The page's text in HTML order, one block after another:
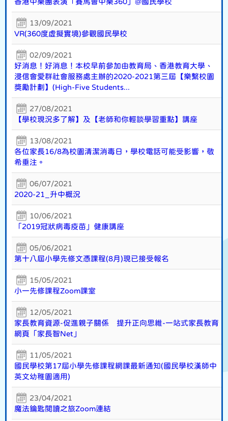
13/09/2021
VR(360度虛擬實境)參觀國民學校
02/09/2021
好消息！好消息！本校早前參加由教育局、香港教育大學、
浸信會愛群社會服務處主辦的2020-2021第三屆【樂繫校園
獎勵計劃】(High-Five Students...
27/08/2021
【學校現況多了解】及【老師和你輕談學習重點】講座
13/08/2021
各位家長16/8為校園清潔消毒日，學校電話可能受影響，敬
希垂注。
06/07/2021
2020-21_升中概況
10/06/2021
「2019冠狀病毒疫苗」健康講座
05/06/2021
第十八屆小學先修文憑課程(8月)現已接受報名
15/05/2021
小一先修課程Zoom課室
12/05/2021
家長教育資源-促進親子關係 提升正向思維-一站式家長教育
網頁「家長智Net」
11/05/2021
國民學校第17屆小學先修課程網課最新通知(國民學校漢師中
英文幼稚園適用)
23/04/2021
魔法鑰匙閱讀之旅Zoom連結